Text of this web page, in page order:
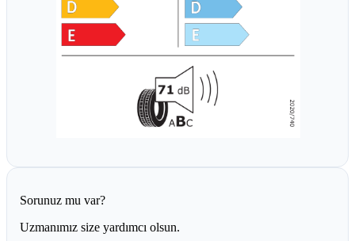
Sorunuz mu var?
Uzmanımız size yardımcı olsun.